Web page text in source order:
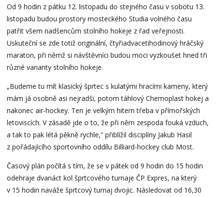
Od 9 hodin z pátku 12. listopadu do stejného času v sobotu 13.
listopadu budou prostory mosteckého Studia volného času
patřit všem nadšencům stolního hokeje z řad veřejnosti.
Uskuteční se zde totiž originální, čtyřiadvacetihodinový hráčský
maraton, při němž si návštěvníci budou moci vyzkoušet hned tři
různé varianty stolního hokeje.
„Budeme tu mít klasický šprtec s kulatými hracími kameny, který
mám já osobně asi nejradši, potom táhlový Chemoplast hokej a
nakonec air-hockey. Ten je velkým hitem třeba v přímořských
letoviscích. V zásadě jde o to, že při něm zespoda fouká vzduch,
a tak to pak létá pěkně rychle,“ přiblížil disciplíny Jakub Hasil
z pořádajícího sportovního oddílu Billiard-hockey club Most.
Časový plán počítá s tím, že se v pátek od 9 hodin do 15 hodin
odehraje dvanáct kol šprtcového turnaje ČP Expres, na který
v 15 hodin naváže šprtcový turnaj dvojic. Následovat od 16,30